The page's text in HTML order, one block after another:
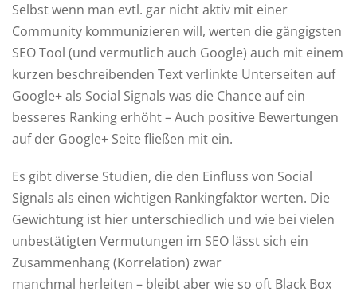
Selbst wenn man evtl. gar nicht aktiv mit einer
Community kommunizieren will, werten die gängigsten
SEO Tool (und vermutlich auch Google) auch mit einem
kurzen beschreibenden Text verlinkte Unterseiten auf
Google+ als Social Signals was die Chance auf ein
besseres Ranking erhöht – Auch positive Bewertungen
auf der Google+ Seite fließen mit ein.
Es gibt diverse Studien, die den Einfluss von Social
Signals als einen wichtigen Rankingfaktor werten. Die
Gewichtung ist hier unterschiedlich und wie bei vielen
unbestätigten Vermutungen im SEO lässt sich ein
Zusammenhang (Korrelation) zwar
manchmal herleiten – bleibt aber wie so oft Black Box